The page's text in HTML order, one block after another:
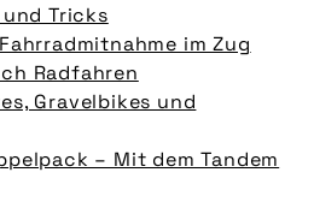
Tricks
im Zug
Radfahren
Gravelbikes und
– Mit dem Tandem